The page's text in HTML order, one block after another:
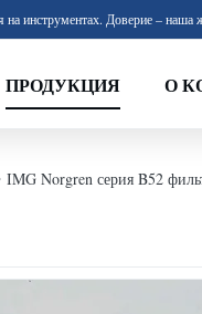
инструментах. Доверие – наша
ПРОДУКЦИЯ О
IMG Norgren серия B52